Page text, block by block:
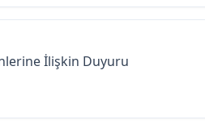
İlişkin Duyuru